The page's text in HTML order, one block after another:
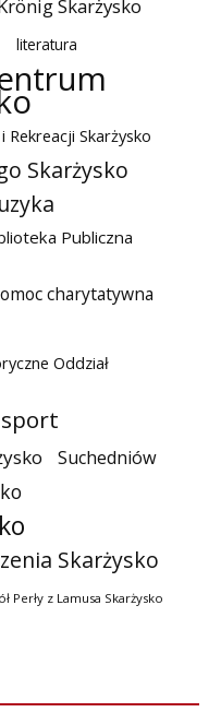
Skarżysko
literatura
Rekreacji Skarżysko
Skarżysko
Publiczna
charytatywna
Oddział
sport
Suchedniów
Skarżysko
Perły z Lamusa Skarżysko